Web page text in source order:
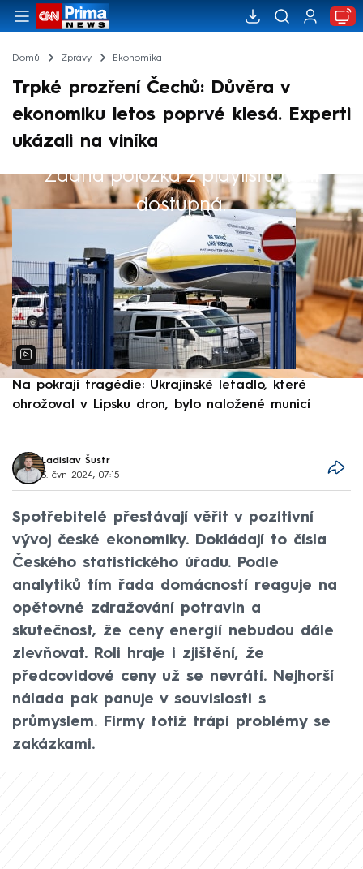
Domů Zprávy Ekonomika
Trpké prozření Čechů: Důvěra v
ekonomiku letos poprvé klesá. Experti
ukázali na viníka
Žádná položka z playlistu není
dostupná.
Výběr redakce
Na pokraji tragédie: Ukrajinské letadlo, které
ohrožoval v Lipsku dron, bylo naložené municí
Ladislav Šustr
3. čvn 2024, 07:15
Spotřebitelé přestávají věřit v pozitivní
vývoj české ekonomiky. Dokládají to čísla
Českého statistického úřadu. Podle
analytiků tím řada domácností reaguje na
opětovné zdražování potravin a
skutečnost, že ceny energií nebudou dále
zlevňovat. Roli hraje i zjištění, že
předcovidové ceny už se nevrátí. Nejhorší
nálada pak panuje v souvislosti s
průmyslem. Firmy totiž trápí problémy se
zakázkami.